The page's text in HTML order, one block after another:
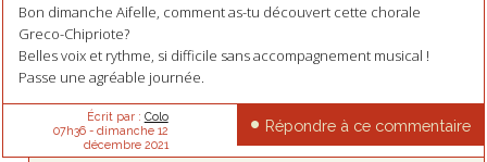
Bon dimanche Aifelle, comment as-tu découvert cette chorale
Greco-Chipriote?
Belles voix et rythme, si difficile sans accompagnement musical !
Passe une agréable journée.
Écrit par : Colo
07h36- dimanche 12
décembre 2021
Répondre à ce commentaire